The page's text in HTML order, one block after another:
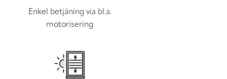
Enkel betjäning via bl.a.
motorisering